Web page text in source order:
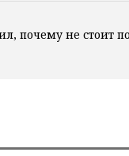
почему не стоит